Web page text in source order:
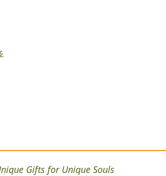
Gifts for Unique Souls